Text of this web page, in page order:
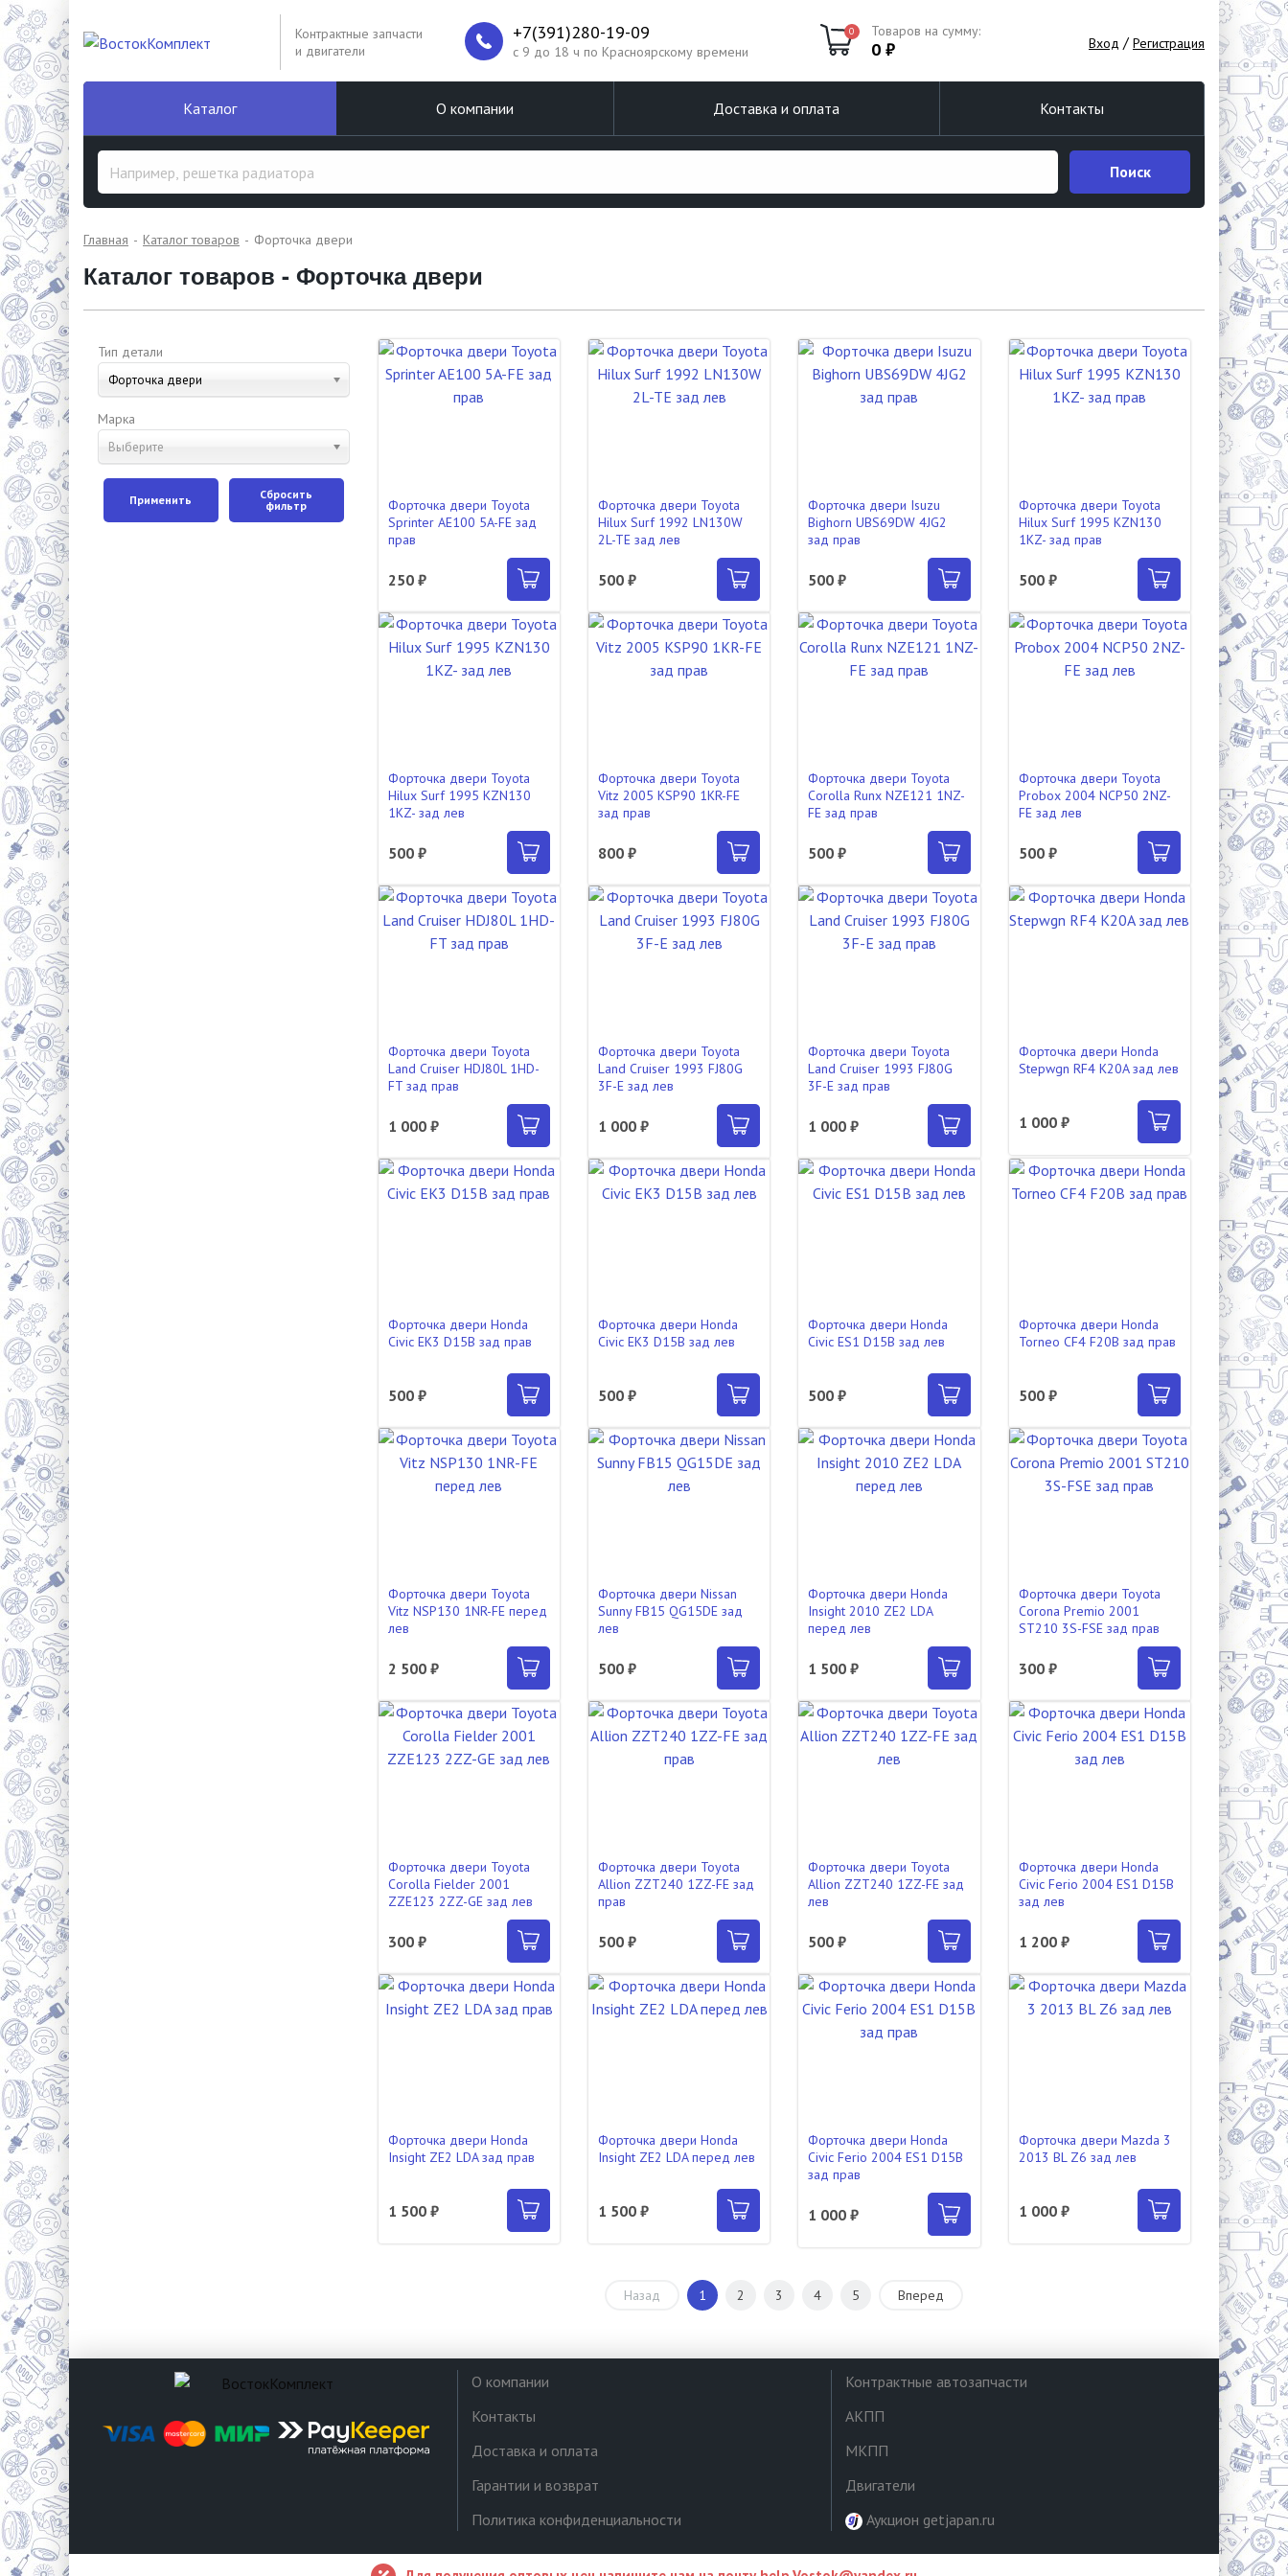
Контрактные запчасти
и двигатели
+7(391)280-19-09
c 9 до 18 ч по Красноярскому времени
0 Товаров на сумму:
0 ₽ Вход / Регистрация
Каталог О компании Доставка и оплата Контакты
Поиск
Главная Каталог товаров Форточка двери
Каталог товаров - Форточка двери
Тип детали
Форточка двери
Марка
Выберите
Применить
Сбросить
фильтр
Форточка двери Toyota
Sprinter AE100 5A-FE зад
прав
250 ₽
Форточка двери Toyota
Hilux Surf 1992 LN130W
2L-TE зад лев
500 ₽
Форточка двери Isuzu
Bighorn UBS69DW 4JG2
зад прав
500 ₽
Форточка двери Toyota
Hilux Surf 1995 KZN130
1KZ- зад прав
500 ₽
Форточка двери Toyota
Hilux Surf 1995 KZN130
1KZ- зад лев
500 ₽
Форточка двери Toyota
Vitz 2005 KSP90 1KR-FE
зад прав
800 ₽
Форточка двери Toyota
Corolla Runx NZE121 1NZ-
FE зад прав
500 ₽
Форточка двери Toyota
Probox 2004 NCP50 2NZ-
FE зад лев
500 ₽
Форточка двери Toyota
Land Cruiser HDJ80L 1HD-
FT зад прав
1 000 ₽
Форточка двери Toyota
Land Cruiser 1993 FJ80G
3F-E зад лев
1 000 ₽
Форточка двери Toyota
Land Cruiser 1993 FJ80G
3F-E зад прав
1 000 ₽
Форточка двери Honda
Stepwgn RF4 K20A зад лев
1 000 ₽
Форточка двери Honda
Civic EK3 D15B зад прав
500 ₽
Форточка двери Honda
Civic EK3 D15B зад лев
500 ₽
Форточка двери Honda
Civic ES1 D15B зад лев
500 ₽
Форточка двери Honda
Torneo CF4 F20B зад прав
500 ₽
Форточка двери Toyota
Vitz NSP130 1NR-FE перед
лев
2 500 ₽
Форточка двери Nissan
Sunny FB15 QG15DE зад
лев
500 ₽
Форточка двери Honda
Insight 2010 ZE2 LDA
перед лев
1 500 ₽
Форточка двери Toyota
Corona Premio 2001
ST210 3S-FSE зад прав
300 ₽
Форточка двери Toyota
Corolla Fielder 2001
ZZE123 2ZZ-GE зад лев
300 ₽
Форточка двери Toyota
Allion ZZT240 1ZZ-FE зад
прав
500 ₽
Форточка двери Toyota
Allion ZZT240 1ZZ-FE зад
лев
500 ₽
Форточка двери Honda
Civic Ferio 2004 ES1 D15B
зад лев
1 200 ₽
Форточка двери Honda
Insight ZE2 LDA зад прав
1 500 ₽
Форточка двери Honda
Insight ZE2 LDA перед лев
1 500 ₽
Форточка двери Honda
Civic Ferio 2004 ES1 D15B
зад прав
1 000 ₽
Форточка двери Mazda 3
2013 BL Z6 зад лев
1 000 ₽
Назад 1 2 3 4 5 Вперед
О компании
Контакты
Доставка и оплата
Гарантии и возврат
Политика конфиденциальности
Контрактные автозапчасти
АКПП
МКПП
Двигатели
Аукцион getjapan.ru